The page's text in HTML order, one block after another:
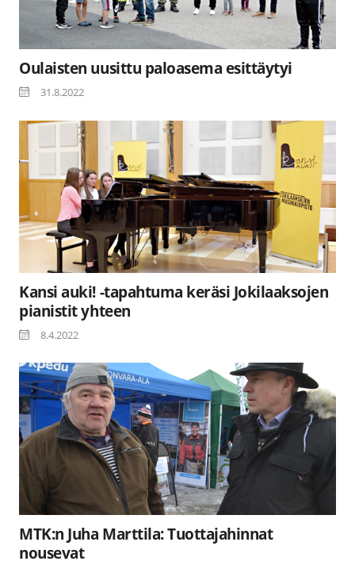
Oulaisten uusittu paloasema esittäytyi
31.8.2022
Kansi auki! -tapahtuma keräsi Jokilaaksojen
pianistit yhteen
8.4.2022
MTK:n Juha Marttila: Tuottajahinnat
nousevat